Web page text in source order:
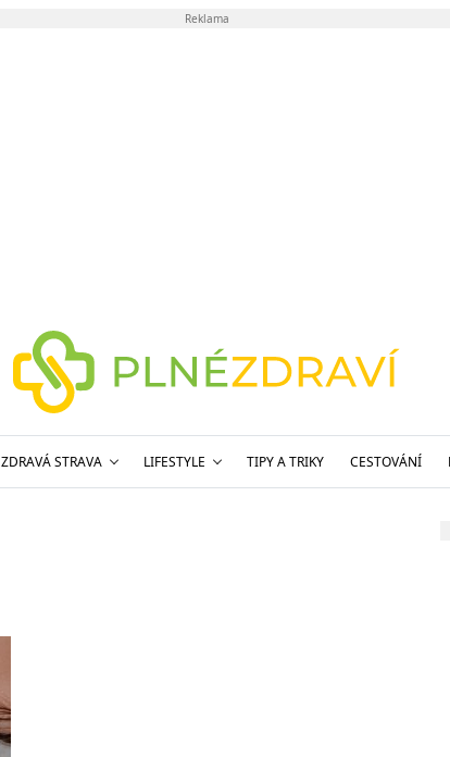
Reklama
ZDRAVÁ STRAVA LIFESTYLE TIPY A TRIKY CESTOVÁNÍ